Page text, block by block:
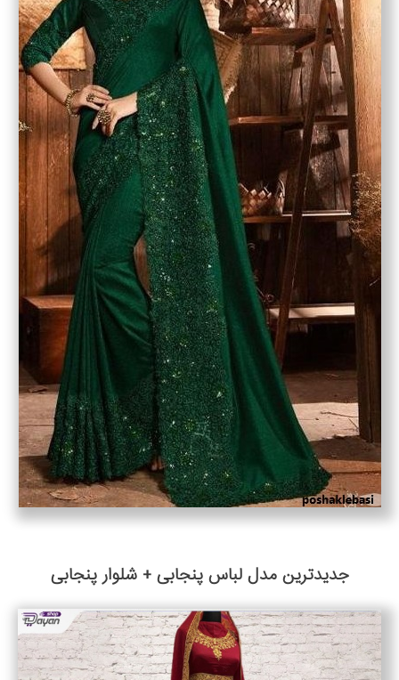
جدیدترین مدل لباس پنجابی + شلوار پنجابی